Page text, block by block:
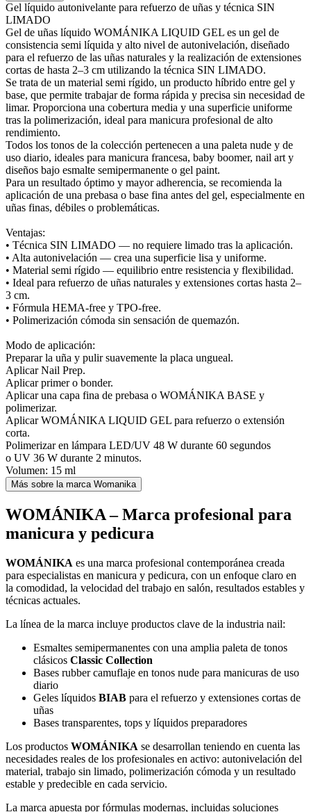
Gel líquido autonivelante para refuerzo de uñas y técnica SIN
LIMADO
Gel de uñas líquido WOMÁNIKA LIQUID GEL es un gel de
consistencia semi líquida y alto nivel de autonivelación, diseñado
para el refuerzo de las uñas naturales y la realización de extensiones
cortas de hasta 2–3 cm utilizando la técnica SIN LIMADO.
Se trata de un material semi rígido, un producto híbrido entre gel y
base, que permite trabajar de forma rápida y precisa sin necesidad de
limar. Proporciona una cobertura media y una superficie uniforme
tras la polimerización, ideal para manicura profesional de alto
rendimiento.
Todos los tonos de la colección pertenecen a una paleta nude y de
uso diario, ideales para manicura francesa, baby boomer, nail art y
diseños bajo esmalte semipermanente o gel paint.
Para un resultado óptimo y mayor adherencia, se recomienda la
aplicación de una prebasa o base fina antes del gel, especialmente en
uñas finas, débiles o problemáticas.
Ventajas:
• Técnica SIN LIMADO — no requiere limado tras la aplicación.
• Alta autonivelación — crea una superficie lisa y uniforme.
• Material semi rígido — equilibrio entre resistencia y flexibilidad.
• Ideal para refuerzo de uñas naturales y extensiones cortas hasta 2–
3 cm.
• Fórmula HEMA-free y TPO-free.
• Polimerización cómoda sin sensación de quemazón.
Modo de aplicación:
Preparar la uña y pulir suavemente la placa ungueal.
Aplicar Nail Prep.
Aplicar primer o bonder.
Aplicar una capa fina de prebasa o WOMÁNIKA BASE y
polimerizar.
Aplicar WOMÁNIKA LIQUID GEL para refuerzo o extensión
corta.
Polimerizar en lámpara LED/UV 48 W durante 60 segundos
o UV 36 W durante 2 minutos.
Volumen: 15 ml
Más sobre la marca Womanika
WOMÁNIKA – Marca profesional para
manicura y pedicura
WOMÁNIKA es una marca profesional contemporánea creada
para especialistas en manicura y pedicura, con un enfoque claro en
la comodidad, la velocidad del trabajo en salón, resultados estables y
técnicas actuales.
La línea de la marca incluye productos clave de la industria nail:
Esmaltes semipermanentes con una amplia paleta de tonos
clásicos Classic Collection
Bases rubber camuflaje en tonos nude para manicuras de uso
diario
Geles líquidos BIAB para el refuerzo y extensiones cortas de
uñas
Bases transparentes, tops y líquidos preparadores
Los productos WOMÁNIKA se desarrollan teniendo en cuenta las
necesidades reales de los profesionales en activo: autonivelación del
material, trabajo sin limado, polimerización cómoda y un resultado
estable y predecible en cada servicio.
La marca apuesta por fórmulas modernas, incluidas soluciones